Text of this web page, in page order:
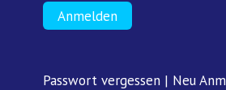
Anmelden
Passwort vergessen | Neu